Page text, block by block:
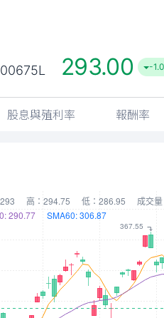
00675L 293.00 -
股息與殖利率 報酬率